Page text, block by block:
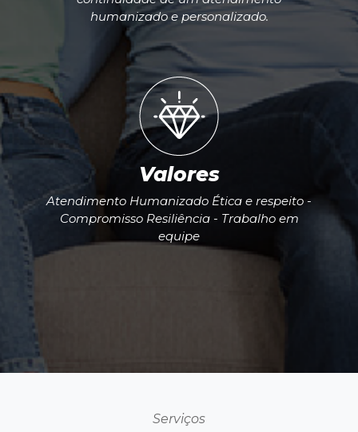
humanizado e personalizado.
Valores
Atendimento Humanizado Ética e respeito -
Compromisso Resiliência - Trabalho em
equipe
Serviços